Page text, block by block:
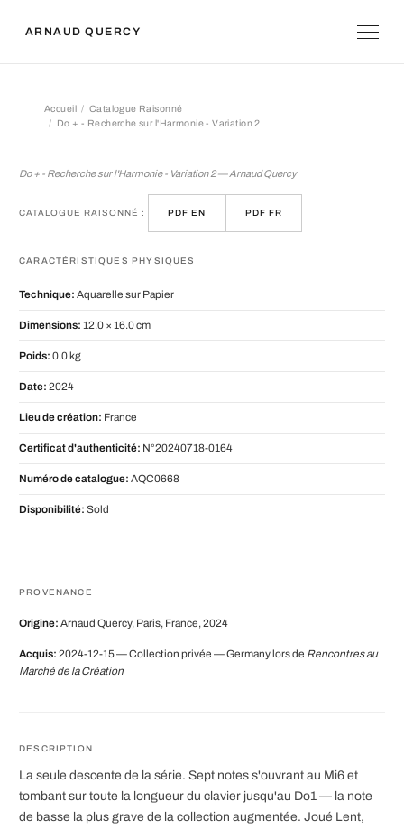
ARNAUD QUERCY
Accueil
Catalogue Raisonné
Do + - Recherche sur l'Harmonie - Variation 2
Do + - Recherche sur l'Harmonie - Variation 2 — Arnaud Quercy
CATALOGUE RAISONNÉ : PDF EN PDF FR
CARACTÉRISTIQUES PHYSIQUES
Technique: Aquarelle sur Papier
Dimensions: 12.0 × 16.0 cm
Poids: 0.0 kg
Date: 2024
Lieu de création: France
Certificat d'authenticité: N°20240718-0164
Numéro de catalogue: AQC0668
Disponibilité: Sold
PROVENANCE
Origine: Arnaud Quercy, Paris, France, 2024
Acquis: 2024-12-15 — Collection privée — Germany lors de Rencontres au
Marché de la Création
DESCRIPTION
La seule descente de la série. Sept notes s'ouvrant au Mi6 et
tombant sur toute la longueur du clavier jusqu'au Do1 — la note
de basse la plus grave de la collection augmentée. Joué Lent,